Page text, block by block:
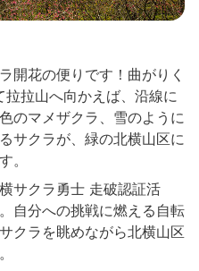
開花の便りです！曲がりく
拉拉山へ向かえば、沿線に
のマメザクラ、雪のように
サクラが、緑の北横山区に
。
サクラ勇士 走破認証活
自分への挑戦に燃える自転
クラを眺めながら北横山区